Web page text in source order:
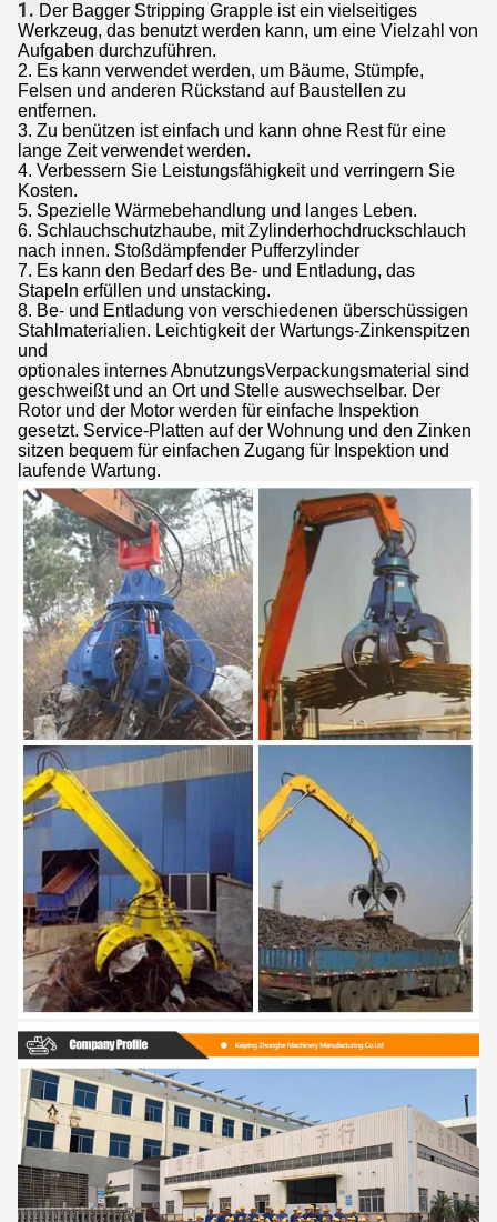
1. Der Bagger Stripping Grapple ist ein vielseitiges
Werkzeug, das benutzt werden kann, um eine Vielzahl von
Aufgaben durchzuführen.
2. Es kann verwendet werden, um Bäume, Stümpfe,
Felsen und anderen Rückstand auf Baustellen zu
entfernen.
3. Zu benützen ist einfach und kann ohne Rest für eine
lange Zeit verwendet werden.
4. Verbessern Sie Leistungsfähigkeit und verringern Sie
Kosten.
5. Spezielle Wärmebehandlung und langes Leben.
6. Schlauchschutzhaube, mit Zylinderhochdruckschlauch
nach innen. Stoßdämpfender Pufferzylinder
7. Es kann den Bedarf des Be- und Entladung, das
Stapeln erfüllen und unstacking.
8. Be- und Entladung von verschiedenen überschüssigen
Stahlmaterialien. Leichtigkeit der Wartungs-Zinkenspitzen
und
optionales internes AbnutzungsVerpackungsmaterial sind
geschweißt und an Ort und Stelle auswechselbar. Der
Rotor und der Motor werden für einfache Inspektion
gesetzt. Service-Platten auf der Wohnung und den Zinken
sitzen bequem für einfachen Zugang für Inspektion und
laufende Wartung.